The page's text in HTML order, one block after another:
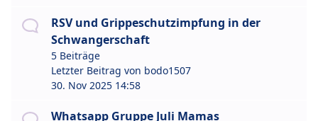
RSV und Grippeschutzimpfung in der
Schwangerschaft
5 Beiträge
Letzter Beitrag von bodo1507
30. Nov 2025 14:58
Whatsapp Gruppe Juli Mamas